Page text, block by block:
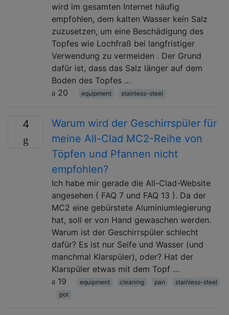
wird im gesamten Internet häufig
empfohlen, dem kalten Wasser kein Salz
zuzusetzen, um eine Beschädigung des
Topfes wie Lochfraß bei langfristiger
Verwendung zu vermeiden . Der Grund
dafür ist, dass das Salz länger auf dem
Boden des Topfes …
20
equipment stainless-steel
4
Warum wird der Geschirrspüler für
meine All-Clad MC2-Reihe von
Töpfen und Pfannen nicht
empfohlen?
Ich habe mir gerade die All-Clad-Website
angesehen ( FAQ 7 und FAQ 13 ). Da der
MC2 eine gebürstete Aluminiumlegierung
hat, soll er von Hand gewaschen werden.
Warum ist der Geschirrspüler schlecht
dafür? Es ist nur Seife und Wasser (und
manchmal Klarspüler), oder? Hat der
Klarspüler etwas mit dem Topf …
19
equipment cleaning pan
stainless-steel
pot